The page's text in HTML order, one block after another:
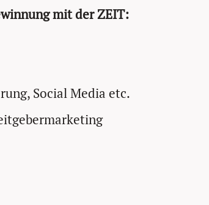
mit der ZEIT:
Social Media etc.